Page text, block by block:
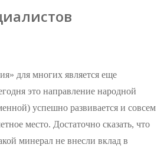
для многих является еще
это направление народной
успешно развивается и совсем
место. Достаточно сказать, что
минерал не внесли вклад в